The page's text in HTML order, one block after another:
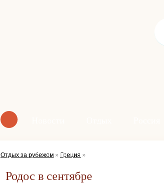
Отдых за рубежом » Греция »
Родос в сентябре